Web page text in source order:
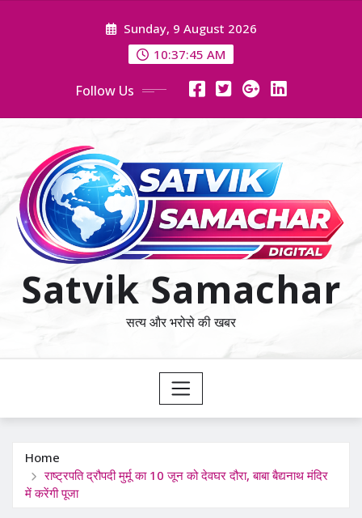
Sunday, 9 August 2026
10:37:45 AM
Follow Us
Satvik Samachar
सत्य और भरोसे की खबर
Home
राष्ट्रपति द्रौपदी मुर्मू का 10 जून को देवघर दौरा, बाबा बैद्यनाथ मंदिर
में करेंगी पूजा